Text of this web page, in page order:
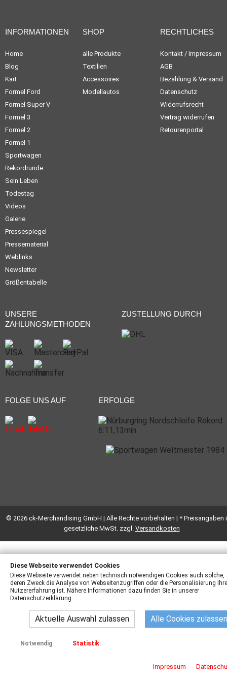
INFORMATIONEN
Home
Blog
Kart
Formel Ford
Formel Super V
Formel 3
Formel 2
Formel 1
Sportwagen
Rekordrunde
Sein Leben
Todestag
Videos
Galerie
Pressespiegel
Pressematerial
Weblinks
Newsletter
Größentabelle
SHOP
alle Produkte
Textilien
Accessoires
Modellautos
RECHTLICHES
Kontakt / Impressum
AGB
Bezahlung & Versand
Datenschutz
Widerrufsrecht
Vertrag widerrufen
Retourenportal
UNSERE
ZAHLUNGSMETHODEN
ZUSTELLUNG DURCH
FOLGE UNS AUF ERFOLGE
© 2026 ck-Merchandising GmbH | Alle Rechte vorbehalten | * Preisangaben
gesetzliche MwSt. zzgl. Versandkosten
Diese Webseite verwendet Cookies
Diese Webseite verwendet neben technisch notwendigen Cookies auch solche,
deren Zweck die Analyse von Webseitenzugriffen oder die Personalisierung
Nutzererfahrung ist. Nähere Informationen dazu finden Sie in unserer
Datenschutzerklärung.
Aktuelle Auswahl zulassen Alle Cookies zulassen
Notwendig Statistik
Impressum